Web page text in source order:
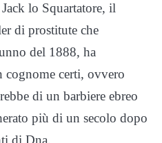
lo Squartatore, il
di prostitute che
del 1888, ha
cognome certi, ovvero
di un barbiere ebreo
più di un secolo dopo
di Dna.